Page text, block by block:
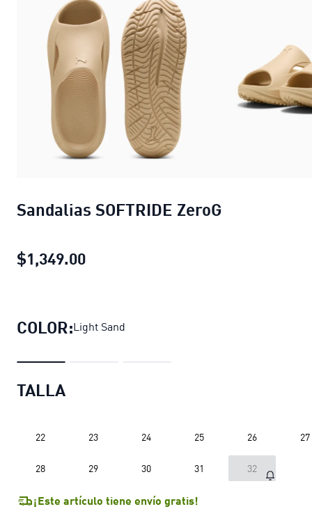
Sandalias SOFTRIDE ZeroG
$1,349.00
COLOR:Light Sand
TALLA
22 23 24 25 26 27
28 29 30 31 32
¡Este artículo tiene envío gratis!